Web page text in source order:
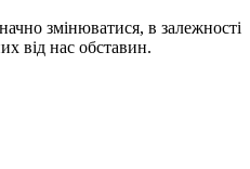
змінюватися, в залежності
від нас обставин.